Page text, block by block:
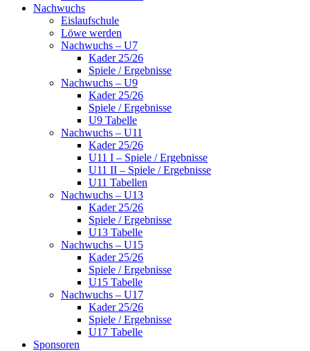
Nachwuchs
Eislaufschule
Löwe werden
Nachwuchs – U7
Kader 25/26
Spiele / Ergebnisse
Nachwuchs – U9
Kader 25/26
Spiele / Ergebnisse
U9 Tabelle
Nachwuchs – U11
Kader 25/26
U11 I – Spiele / Ergebnisse
U11 II – Spiele / Ergebnisse
U11 Tabellen
Nachwuchs – U13
Kader 25/26
Spiele / Ergebnisse
U13 Tabelle
Nachwuchs – U15
Kader 25/26
Spiele / Ergebnisse
U15 Tabelle
Nachwuchs – U17
Kader 25/26
Spiele / Ergebnisse
U17 Tabelle
Sponsoren